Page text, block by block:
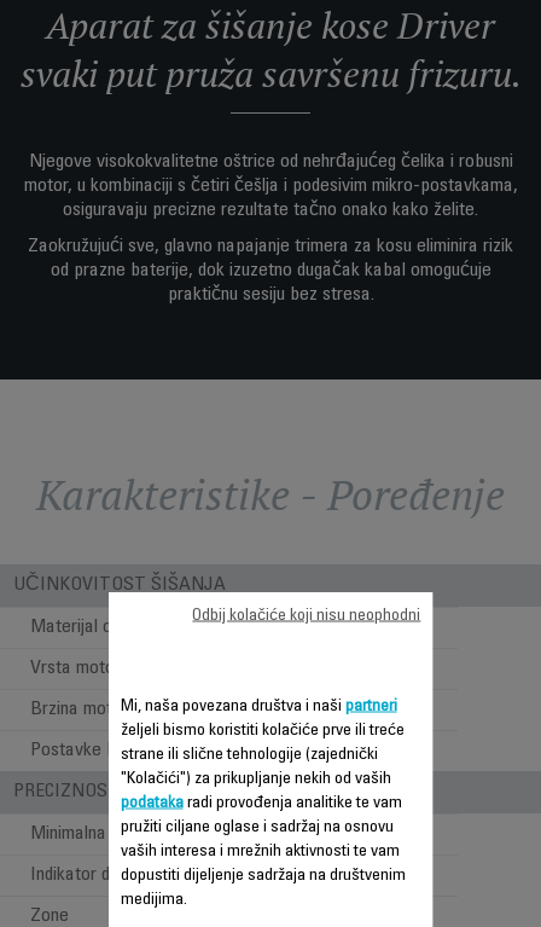
Aparat za šišanje kose Driver
svaki put pruža savršenu frizuru.
Njegove visokokvalitetne oštrice od nehrđajućeg čelika i robusni
motor, u kombinaciji s četiri češlja i podesivim mikro-postavkama,
osiguravaju precizne rezultate tačno onako kako želite.
Zaokružujući sve, glavno napajanje trimera za kosu eliminira rizik
od prazne baterije, dok izuzetno dugačak kabal omogućuje
praktičnu sesiju bez stresa.
Karakteristike - Poređenje
UČINKOVITOST ŠIŠANJA
Materijal oštrice Nehrđajući čelik
Vrsta motora
Brzina motora (rpm) 3000
Postavke brzine 1
PRECIZNOST
Minimalna dužina šišanja 1 mm
Indikator dužine šišanja Češalj
Zone
Mi, naša povezana društva i naši partneri
željeli bismo koristiti kolačiće prve ili treće
strane ili slične tehnologije (zajednički
"Kolačići") za prikupljanje nekih od vaših
podatakaradi provođenja analitike te vam
pružiti ciljane oglase i sadržaj na osnovu
vaših interesa i mrežnih aktivnosti te vam
dopustiti dijeljenje sadržaja na društvenim
medijima.
Odbij kolačiće koji nisu neophodni